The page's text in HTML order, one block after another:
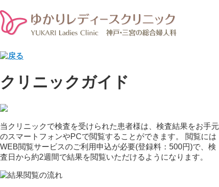
クリニックガイド
当クリニックで検査を受けられた患者様は、検査結果をお手元
のスマートフォンやPCで閲覧することができます。 閲覧には
WEB閲覧サービスのご利用申込が必要(登録料：500円)で、検
査日から約2週間で結果を閲覧いただけるようになります。